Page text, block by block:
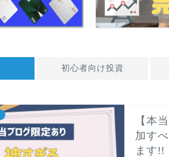
初心者向け投資
【本
加す
ます!!